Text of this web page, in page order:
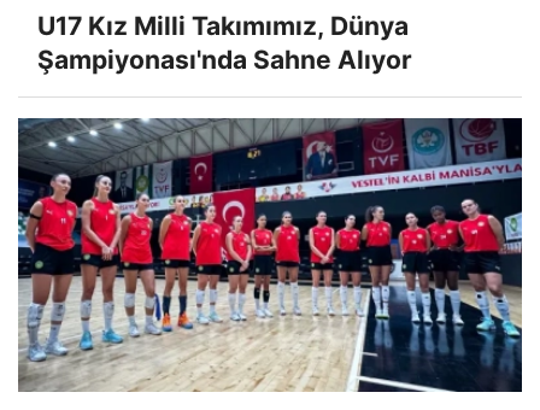
U17 Kız Milli Takımımız, Dünya
Şampiyonası'nda Sahne Alıyor